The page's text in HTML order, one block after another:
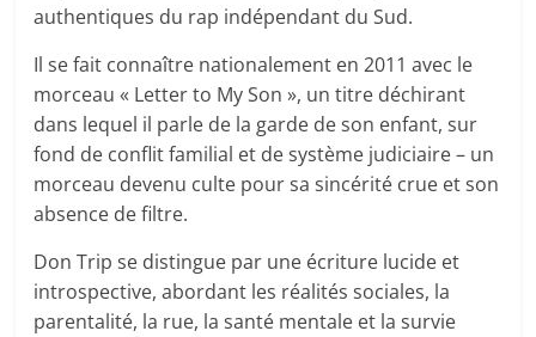
authentiques du rap indépendant du Sud.
Il se fait connaître nationalement en 2011 avec le
morceau « Letter to My Son », un titre déchirant
dans lequel il parle de la garde de son enfant, sur
fond de conflit familial et de système judiciaire – un
morceau devenu culte pour sa sincérité crue et son
absence de filtre.
Don Trip se distingue par une écriture lucide et
introspective, abordant les réalités sociales, la
parentalité, la rue, la santé mentale et la survie